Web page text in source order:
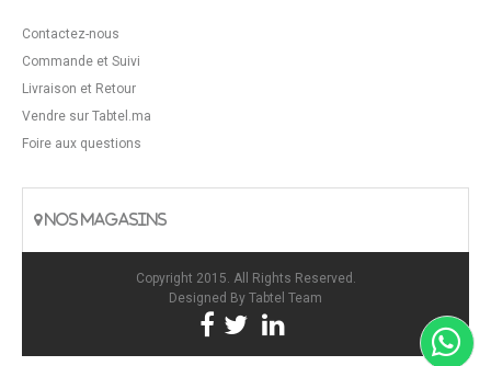
Contactez-nous
Commande et Suivi
Livraison et Retour
Vendre sur Tabtel.ma
Foire aux questions
NOS MAGASINS
Copyright 2015. All Rights Reserved.
Designed By Tabtel Team